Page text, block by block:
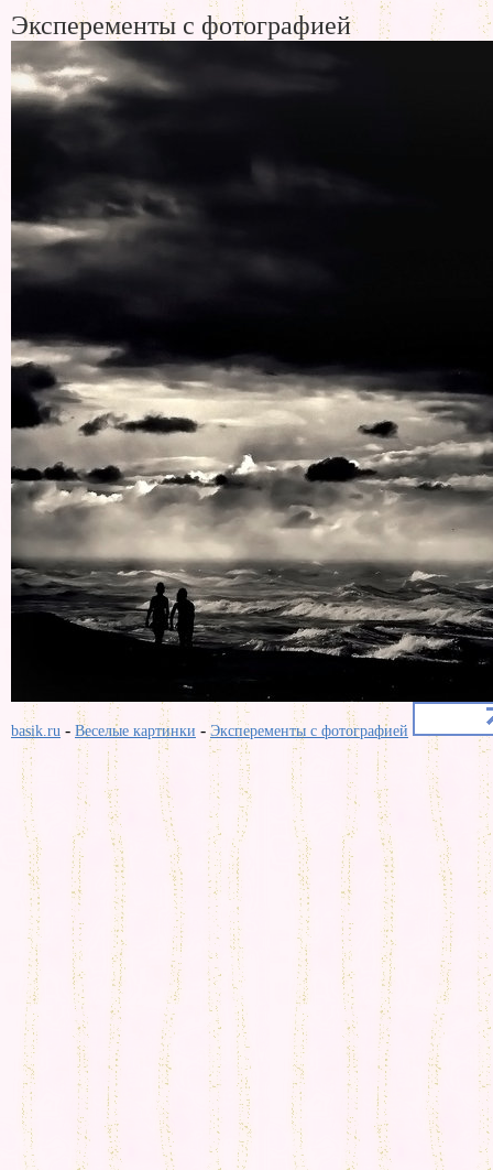
Эксперементы с фотографией
basik.ru - Веселые картинки - Эксперементы с фотографией